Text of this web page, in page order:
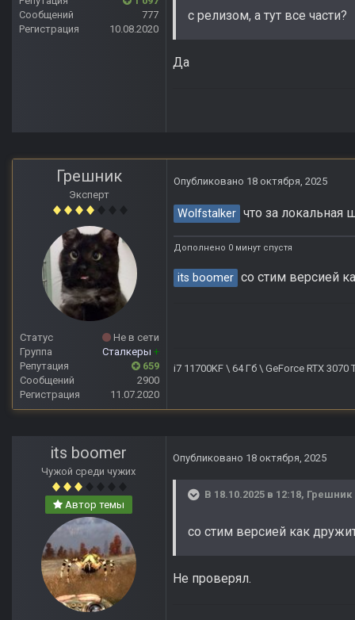
Сообщений
777
Регистрация
10.08.2020
с релизом, а тут все части?
Да
Грешник
Эксперт
Статус
Не в сети
Группа
Сталкеры +
Репутация
659
Сообщений
2900
Регистрация
11.07.2020
Опубликовано 18 октября, 2025
Wolfstalker что за локальная
Дополнено 0 минут спустя
its boomer со стим версией
i7 11700KF \ 64 Гб \ GeForce RTX
its boomer
Чужой среди чужих
Автор темы
Опубликовано 18 октября, 2025
В 18.10.2025 в 12:18, Грешник
со стим версией как
Не проверял.